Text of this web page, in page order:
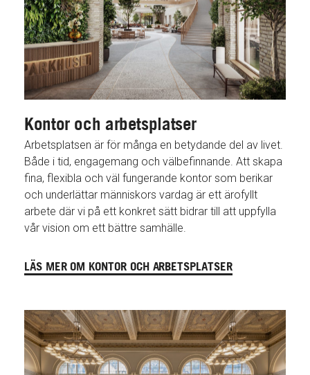
Kontor och arbetsplatser
Arbetsplatsen är för många en betydande del av livet.
Både i tid, engagemang och välbefinnande. Att skapa
fina, flexibla och väl fungerande kontor som berikar
och underlättar människors vardag är ett ärofyllt
arbete där vi på ett konkret sätt bidrar till att uppfylla
vår vision om ett bättre samhälle.
LÄS MER OM KONTOR OCH ARBETSPLATSER